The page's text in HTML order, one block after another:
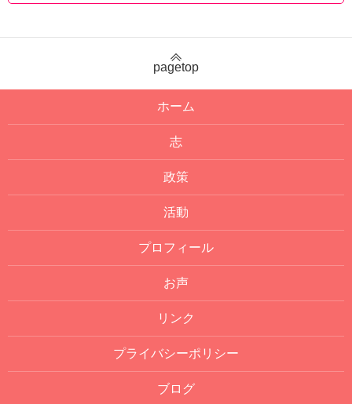
pagetop
ホーム
志
政策
活動
プロフィール
お声
リンク
プライバシーポリシー
ブログ